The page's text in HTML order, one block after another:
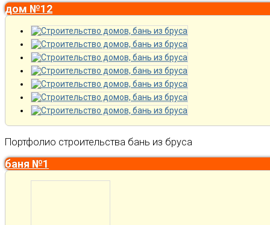
дом №12
Портфолио строительства бань из бруса
баня №1